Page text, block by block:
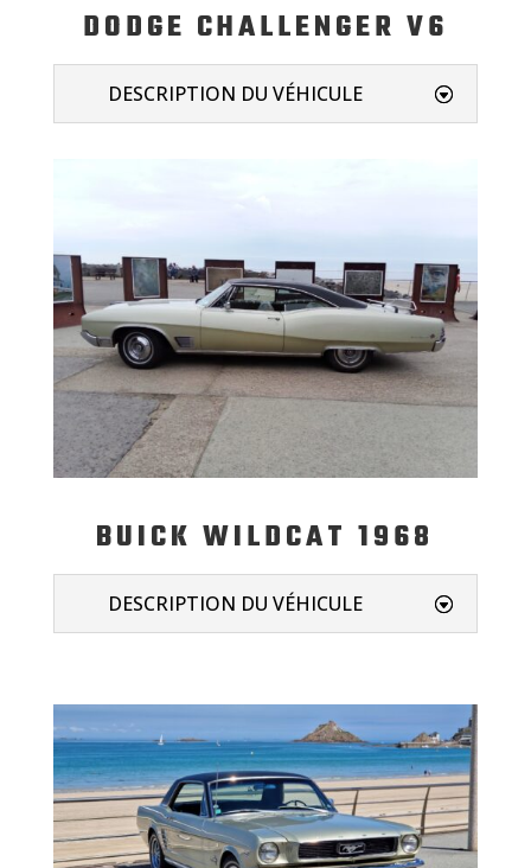
DODGE CHALLENGER V6
DESCRIPTION DU VÉHICULE
BUICK WILDCAT 1968
DESCRIPTION DU VÉHICULE